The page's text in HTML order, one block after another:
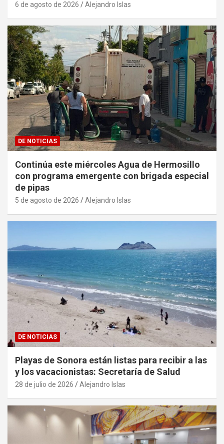
6 de agosto de 2026 Alejandro Islas
DE NOTICIAS
Continúa este miércoles Agua de Hermosillo
con programa emergente con brigada especial
de pipas
5 de agosto de 2026 Alejandro Islas
DE NOTICIAS
Playas de Sonora están listas para recibir a las
y los vacacionistas: Secretaría de Salud
28 de julio de 2026 Alejandro Islas